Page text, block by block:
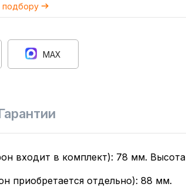
подбору
MAX
входит в комплект): 78 мм.
приобретается отдельно): 88 мм.